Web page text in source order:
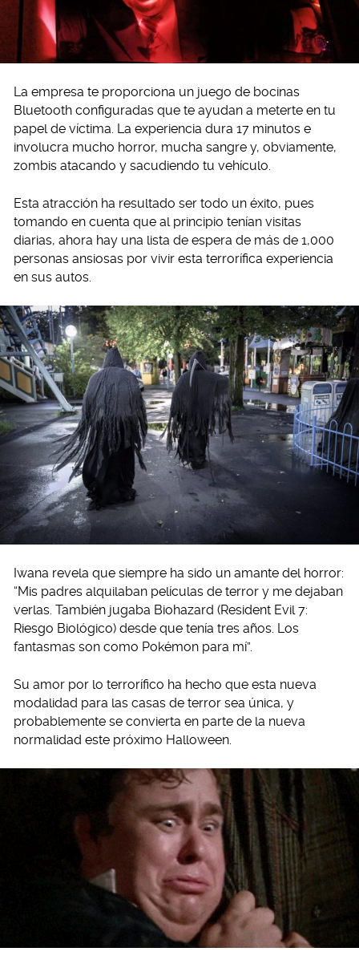
La empresa te proporciona un juego de bocinas
Bluetooth configuradas que te ayudan a meterte en tu
papel de víctima. La experiencia dura 17 minutos e
involucra mucho horror, mucha sangre y, obviamente,
zombis atacando y sacudiendo tu vehículo.
Esta atracción ha resultado ser todo un éxito, pues
tomando en cuenta que al principio tenían visitas
diarias, ahora hay una lista de espera de más de 1,000
personas ansiosas por vivir esta terrorífica experiencia
en sus autos.
Iwana revela que siempre ha sido un amante del horror:
“Mis padres alquilaban películas de terror y me dejaban
verlas. También jugaba Biohazard (Resident Evil 7:
Riesgo Biológico) desde que tenía tres años. Los
fantasmas son como Pokémon para mí”.
Su amor por lo terrorífico ha hecho que esta nueva
modalidad para las casas de terror sea única, y
probablemente se convierta en parte de la nueva
normalidad este próximo Halloween.